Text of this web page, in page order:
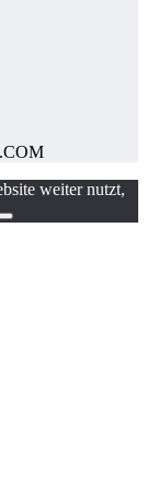
weiter nutzt,